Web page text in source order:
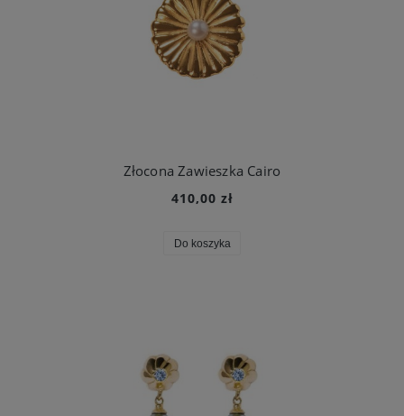
Złocona Zawieszka Cairo
410,00 zł
Do koszyka